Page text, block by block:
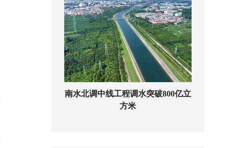
南水北调中线工程调水突破800亿立
方米